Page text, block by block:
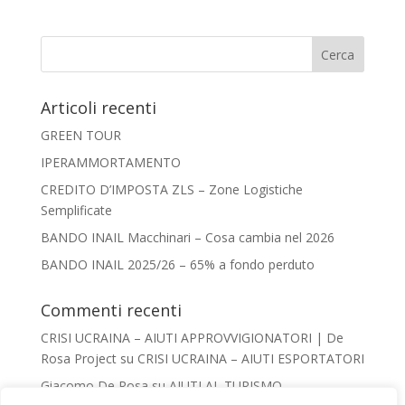
Articoli recenti
GREEN TOUR
IPERAMMORTAMENTO
CREDITO D’IMPOSTA ZLS – Zone Logistiche
Semplificate
BANDO INAIL Macchinari – Cosa cambia nel 2026
BANDO INAIL 2025/26 – 65% a fondo perduto
Commenti recenti
CRISI UCRAINA – AIUTI APPROVVIGIONATORI | De
Rosa Projectsu CRISI UCRAINA – AIUTI ESPORTATORI
Giacomo De Rosa su AIUTI AL TURISMO –